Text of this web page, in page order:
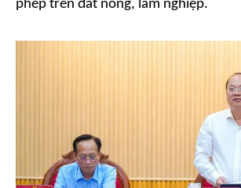
phép trên đất nông, lâm nghiệp.